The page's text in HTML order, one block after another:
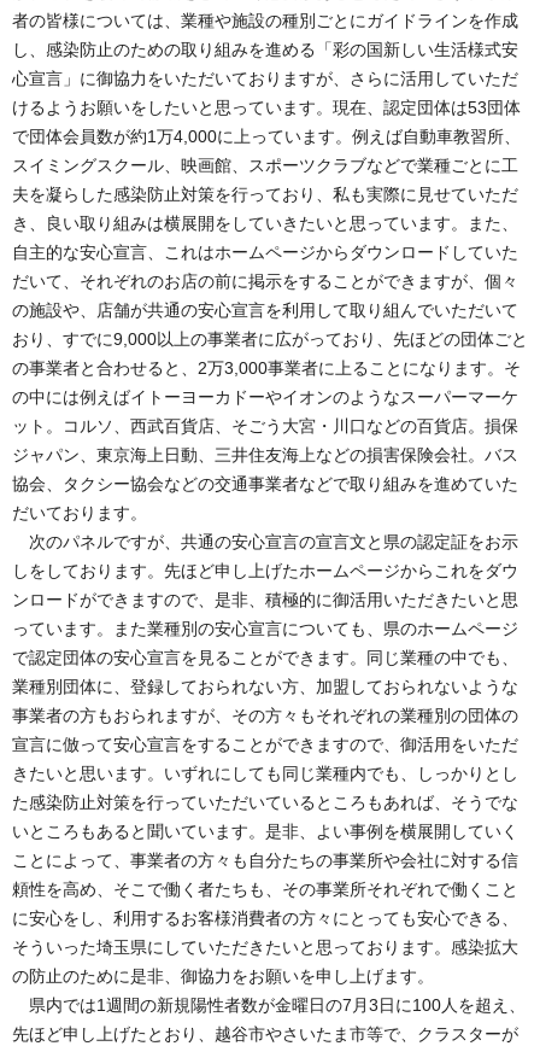
者の皆様については、業種や施設の種別ごとにガイドラインを作成
し、感染防止のための取り組みを進める「彩の国新しい生活様式安
心宣言」に御協力をいただいておりますが、さらに活用していただ
けるようお願いをしたいと思っています。現在、認定団体は53団体
で団体会員数が約1万4,000に上っています。例えば自動車教習所、
スイミングスクール、映画館、スポーツクラブなどで業種ごとに工
夫を凝らした感染防止対策を行っており、私も実際に見せていただ
き、良い取り組みは横展開をしていきたいと思っています。また、
自主的な安心宣言、これはホームページからダウンロードしていた
だいて、それぞれのお店の前に掲示をすることができますが、個々
の施設や、店舗が共通の安心宣言を利用して取り組んでいただいて
おり、すでに9,000以上の事業者に広がっており、先ほどの団体ごと
の事業者と合わせると、2万3,000事業者に上ることになります。そ
の中には例えばイトーヨーカドーやイオンのようなスーパーマーケ
ット。コルソ、西武百貨店、そごう大宮・川口などの百貨店。損保
ジャパン、東京海上日動、三井住友海上などの損害保険会社。バス
協会、タクシー協会などの交通事業者などで取り組みを進めていた
だいております。
次のパネルですが、共通の安心宣言の宣言文と県の認定証をお示
しをしております。先ほど申し上げたホームページからこれをダウ
ンロードができますので、是非、積極的に御活用いただきたいと思
っています。また業種別の安心宣言についても、県のホームページ
で認定団体の安心宣言を見ることができます。同じ業種の中でも、
業種別団体に、登録しておられない方、加盟しておられないような
事業者の方もおられますが、その方々もそれぞれの業種別の団体の
宣言に倣って安心宣言をすることができますので、御活用をいただ
きたいと思います。いずれにしても同じ業種内でも、しっかりとし
た感染防止対策を行っていただいているところもあれば、そうでな
いところもあると聞いています。是非、よい事例を横展開していく
ことによって、事業者の方々も自分たちの事業所や会社に対する信
頼性を高め、そこで働く者たちも、その事業所それぞれで働くこと
に安心をし、利用するお客様消費者の方々にとっても安心できる、
そういった埼玉県にしていただきたいと思っております。感染拡大
の防止のために是非、御協力をお願いを申し上げます。
県内では1週間の新規陽性者数が金曜日の7月3日に100人を超え、
先ほど申し上げたとおり、越谷市やさいたま市等で、クラスターが